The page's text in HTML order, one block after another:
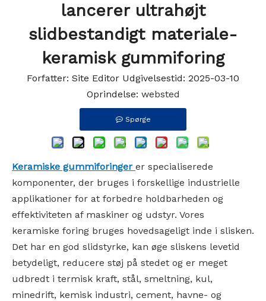
lancerer ultrahøjt
slidbestandigt materiale-
keramisk gummiforing
Forfatter: Site Editor Udgivelsestid: 2025-03-10
Oprindelse: websted
Spørge
Keramiske gummiforinger er specialiserede
komponenter, der bruges i forskellige industrielle
applikationer for at forbedre holdbarheden og
effektiviteten af ​​maskiner og udstyr. Vores
keramiske foring bruges hovedsageligt inde i slisken.
Det har en god slidstyrke, kan øge sliskens levetid
betydeligt, reducere støj på stedet og er meget
udbredt i termisk kraft, stål, smeltning, kul,
minedrift, kemisk industri, cement, havne- og